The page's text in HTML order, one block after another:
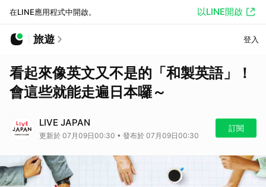
在LINE應用程式中開啟。 以LINE開啟
旅遊 登入
看起來像英文又不是的「和製英語」！
會這些就能走遍日本囉～
LIVE JAPAN
更新於 07月09日00:30 • 發布於 07月09日00:30
訂閱